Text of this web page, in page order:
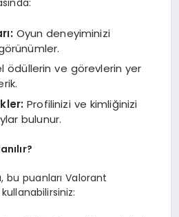
Oyun deneyiminizi
ödüllerin ve görevlerin yer
Profilinizi ve kimliğinizi
bulunur.
bu puanları Valorant